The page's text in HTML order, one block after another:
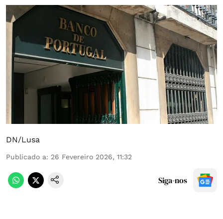
DN/Lusa
Publicado a: 26 Fevereiro 2026, 11:32
Siga-nos